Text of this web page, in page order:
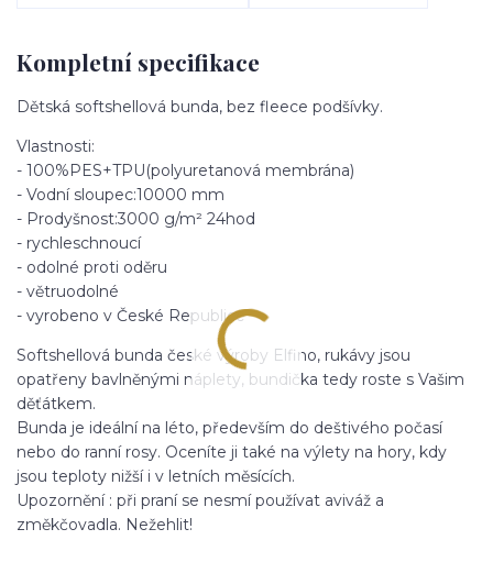
Kompletní specifikace
Dětská softshellová bunda, bez fleece podšívky.
Vlastnosti:
- 100%PES+TPU(polyuretanová membrána)
- Vodní sloupec:10000 mm
- Prodyšnost:3000 g/m² 24hod
- rychleschnoucí
- odolné proti oděru
- větruodolné
- vyrobeno v České Republice
Softshellová bunda české výroby Elfino, rukávy jsou
opatřeny bavlněnými náplety, bundička tedy roste s Vašim
děťátkem.
Bunda je ideální na léto, především do deštivého počasí
nebo do ranní rosy. Oceníte ji také na výlety na hory, kdy
jsou teploty nižší i v letních měsících.
Upozornění : při praní se nesmí používat aviváž a
změkčovadla. Nežehlit!